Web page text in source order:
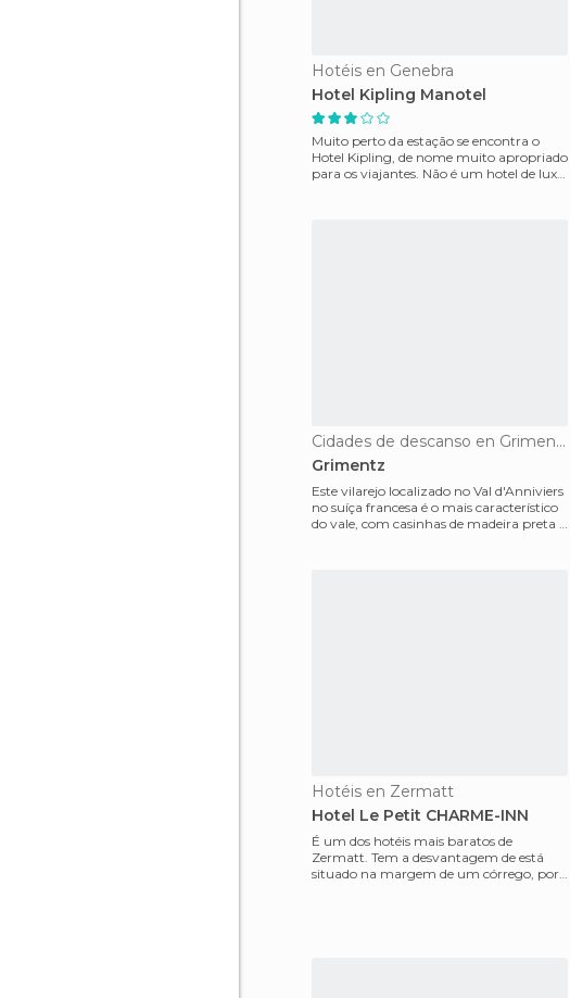
Hotéis en Genebra
Hotel Kipling Manotel
Muito perto da estação se encontra o
Hotel Kipling, de nome muito apropriado
para os viajantes. Não é um hotel de luxo,
Cidades de descanso en Grimentz
Grimentz
Este vilarejo localizado no Val d'Anniviers
no suíça francesa é o mais característico
do vale, com casinhas de madeira preta e
Hotéis en Zermatt
Hotel Le Petit CHARME-INN
É um dos hotéis mais baratos de
Zermatt. Tem a desvantagem de está
situado na margem de um córrego, por